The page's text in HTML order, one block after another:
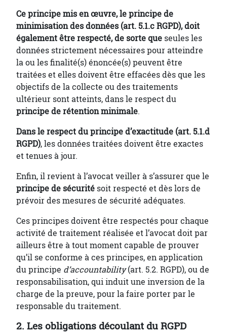
Ce principe mis en œuvre, le principe de
minimisation des données (art. 5.1.c RGPD), doit
également être respecté, de sorte que seules les
données strictement nécessaires pour atteindre
la ou les finalité(s) énoncée(s) peuvent être
traitées et elles doivent être effacées dès que les
objectifs de la collecte ou des traitements
ultérieur sont atteints, dans le respect du
principe de rétention minimale.
Dans le respect du principe d’exactitude (art. 5.1.d
RGPD), les données traitées doivent être exactes
et tenues à jour.
Enfin, il revient à l’avocat veiller à s’assurer que le
principe de sécurité soit respecté et dès lors de
prévoir des mesures de sécurité adéquates.
Ces principes doivent être respectés pour chaque
activité de traitement réalisée et l’avocat doit par
ailleurs être à tout moment capable de prouver
qu’il se conforme à ces principes, en application
du principe d’accountability(art. 5.2. RGPD), ou de
responsabilisation, qui induit une inversion de la
charge de la preuve, pour la faire porter par le
responsable du traitement.
2. Les obligations découlant du RGPD